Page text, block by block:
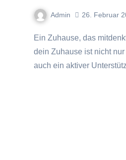
Admin 26. Februar
Ein Zuhause, das mitdenkt – aber auch für Kinder? Stell dir vor,
dein Zuhause ist nicht
auch ein aktiver